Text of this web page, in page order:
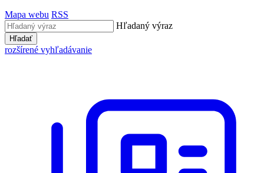
Mapa webu RSS
Hľadaný výraz
Hľadať
rozšírené vyhľadávanie